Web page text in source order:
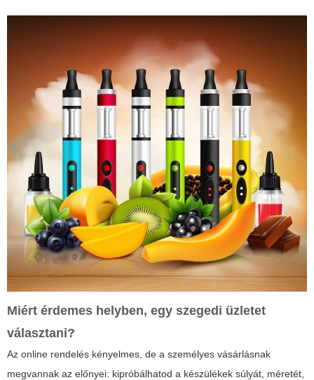
Miért érdemes helyben, egy szegedi üzletet
választani?
Az online rendelés kényelmes, de a személyes vásárlásnak
megvannak az előnyei: kipróbálhatod a készülékek súlyát, méretét,